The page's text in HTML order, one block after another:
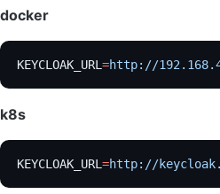
docker
KEYCLOAK_URL=http://
k8s
KEYCLOAK_URL=http://